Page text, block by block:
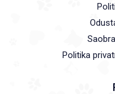
Politika